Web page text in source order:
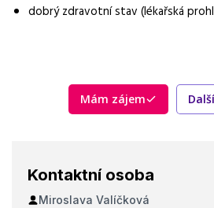
dobrý zdravotní stav (lékařská
Mám zájem
Kontaktní osoba
Miroslava Valíčková